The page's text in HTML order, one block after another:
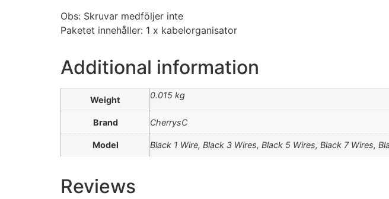
Obs: Skruvar medföljer inte
Paketet innehåller: 1 x kabelorganisator
Additional information
Weight 0.015 kg
Brand CherrysC
Model Black 1 Wire, Black 3 Wires, Black 5 Wires, Black 7 Wires,
Reviews